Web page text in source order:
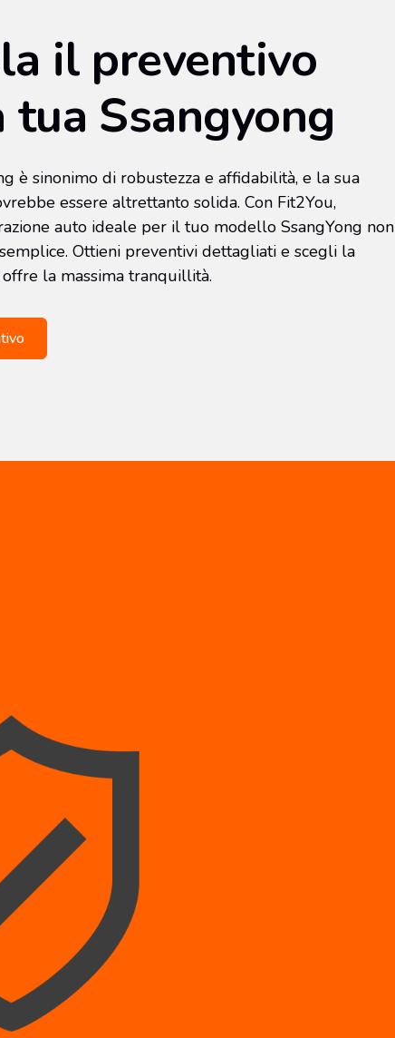
il preventivo
tua Ssangyong
è sinonimo di robustezza e affidabilità, e la sua
essere altrettanto solida. Con Fit2You,
auto ideale per il tuo modello SsangYong non
Ottieni preventivi dettagliati e scegli la
la massima tranquillità.